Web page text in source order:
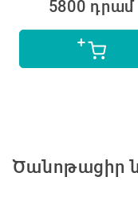
5800 դրամ
Ծանոթացիր